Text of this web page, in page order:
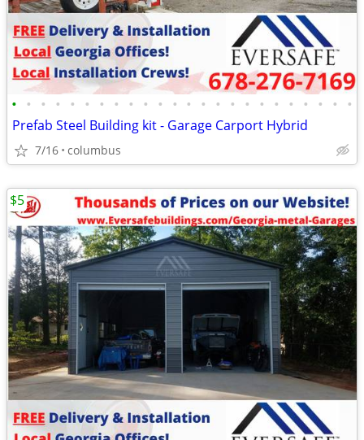
• • • • • • • • • • • • • • • • • • • • • • • •
Prefab Steel Building kit - Garage Carport Hybrid
7/16 columbus
$5